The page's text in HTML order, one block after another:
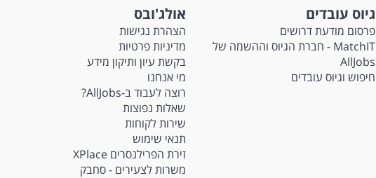
גיוס עובדים
פרסום מודעת דרושים
MatchIT - חברת הגיוס וההשמה של
AllJobs
חיפוש וגיוס עובדים
אולג'ובס
הצהרת נגישות
מדיניות פרטיות
בקשת עיון ותיקון מידע
מי אנחנו
רוצה לעבוד ב-AllJobs?
שאלות נפוצות
שירות לקוחות
תנאי שימוש
זירת הפרילנסרים XPlace
משרות לצעירים - סחבק